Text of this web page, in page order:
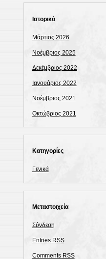
Ιστορικό
Μάρτιος 2026
Νοέμβριος 2025
Δεκέμβριος 2022
Ιανουάριος 2022
Νοέμβριος 2021
Οκτώβριος 2021
Kατηγορίες
Γενικά
Μεταστοιχεία
Σύνδεση
Entries RSS
Comments RSS